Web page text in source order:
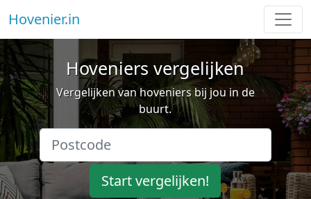
Hovenier.in
Hoveniers vergelijken
Vergelijken van hoveniers bij jou in de
buurt.
Start vergelijken!